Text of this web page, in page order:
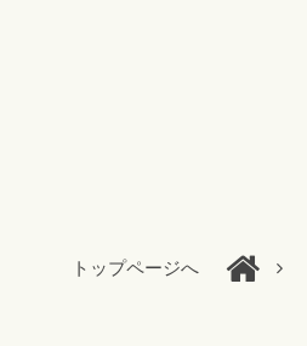
トップページへ